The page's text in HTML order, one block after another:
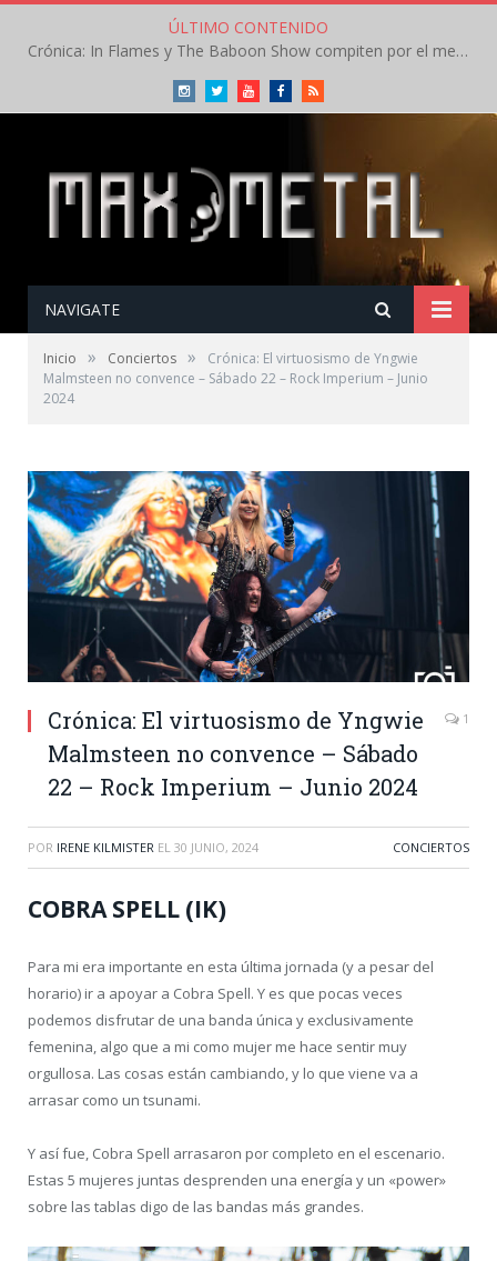
ÚLTIMO CONTENIDO
Crónica: Arch Enemy brilla en la segunda jornada del Leyendas del Rock – Jueves – Agosto 2026
InstagramTwitterYoutubeFacebookRSS
NAVIGATE
Inicio » Conciertos »
Crónica: El virtuosismo de Yngwie
Malmsteen no convence – Sábado 22 – Rock Imperium – Junio
2024
Crónica: El virtuosismo de Yngwie
Malmsteen no convence – Sábado
22 – Rock Imperium – Junio 2024
1
POR IRENE KILMISTER EL 30 JUNIO, 2024 CONCIERTOS
COBRA SPELL (IK)
Para mi era importante en esta última jornada (y a pesar del
horario) ir a apoyar a Cobra Spell. Y es que pocas veces
podemos disfrutar de una banda única y exclusivamente
femenina, algo que a mi como mujer me hace sentir muy
orgullosa. Las cosas están cambiando, y lo que viene va a
arrasar como un tsunami.
Y así fue, Cobra Spell arrasaron por completo en el escenario.
Estas 5 mujeres juntas desprenden una energía y un «power»
sobre las tablas digo de las bandas más grandes.